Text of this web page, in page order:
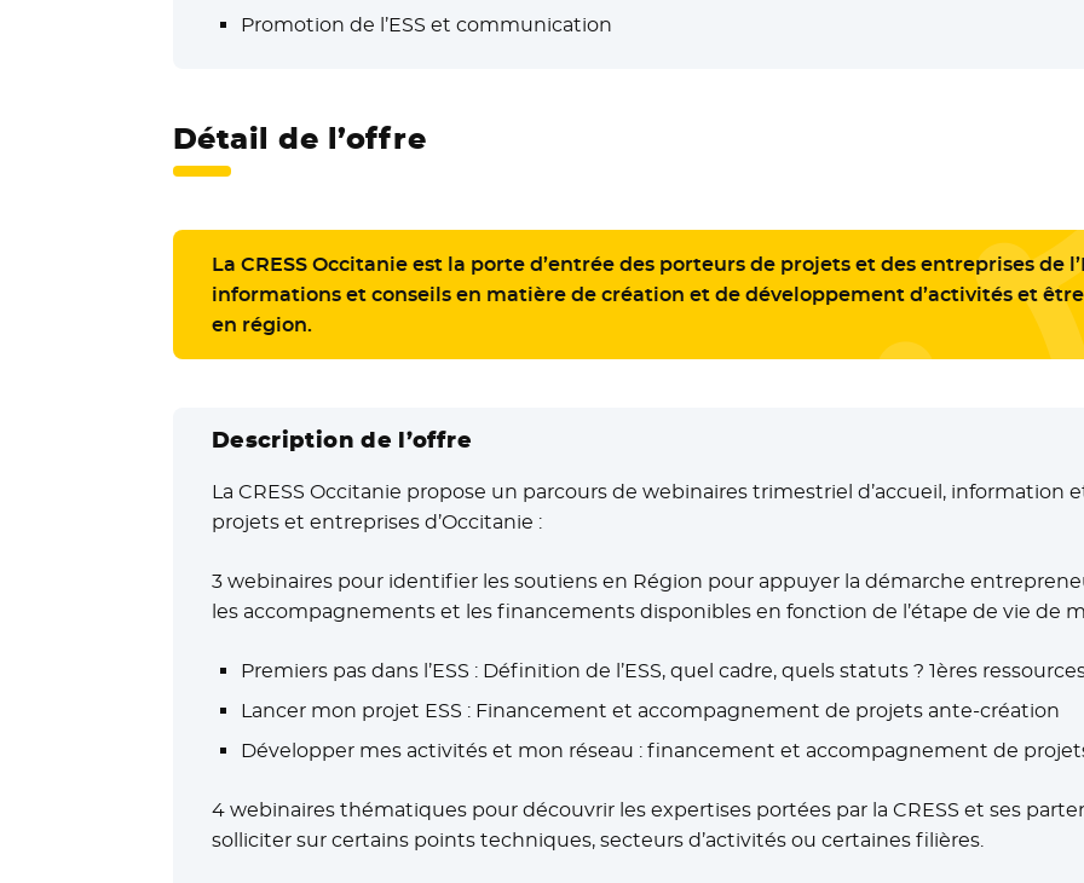
Promotion de l’ESS et communication
Détail de l’offre
La CRESS Occitanie est la porte d’entrée des porteurs de projets et des entreprises de
informations et conseils en matière de création et de développement d’activités et être
en région.
Description de l’offre
La CRESS Occitanie propose un parcours de webinaires trimestriel d’accueil, information
projets et entreprises d’Occitanie :
3 webinaires pour identifier les soutiens en Région pour appuyer la démarche
les accompagnements et les financements disponibles en fonction de l’étape de vie de
Premiers pas dans l’ESS : Définition de l’ESS, quel cadre, quels statuts ? 1ères
Lancer mon projet ESS : Financement et accompagnement de projets ante-création
Développer mes activités et mon réseau : financement et accompagnement de
4 webinaires thématiques pour découvrir les expertises portées par la CRESS et ses
solliciter sur certains points techniques, secteurs d’activités ou certaines filières.